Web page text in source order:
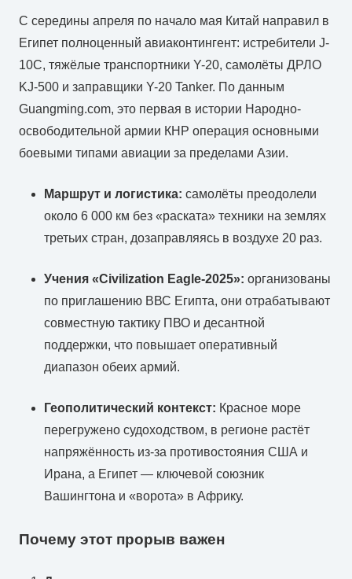
С середины апреля по начало мая Китай направил в
Египет полноценный авиаконтингент: истребители J-
10C, тяжёлые транспортники Y-20, самолёты ДРЛО
KJ-500 и заправщики Y-20 Tanker. По данным
Guangming.com, это первая в истории Народно-
освободительной армии КНР операция основными
боевыми типами авиации за пределами Азии.
Маршрут и логистика: самолёты преодолели
около 6 000 км без «раската» техники на землях
третьих стран, дозаправляясь в воздухе 20 раз.
Учения «Civilization Eagle-2025»: организованы
по приглашению ВВС Египта, они отрабатывают
совместную тактику ПВО и десантной
поддержки, что повышает оперативный
диапазон обеих армий.
Геополитический контекст: Красное море
перегружено судоходством, в регионе растёт
напряжённость из-за противостояния США и
Ирана, а Египет — ключевой союзник
Вашингтона и «ворота» в Африку.
Почему этот прорыв важен